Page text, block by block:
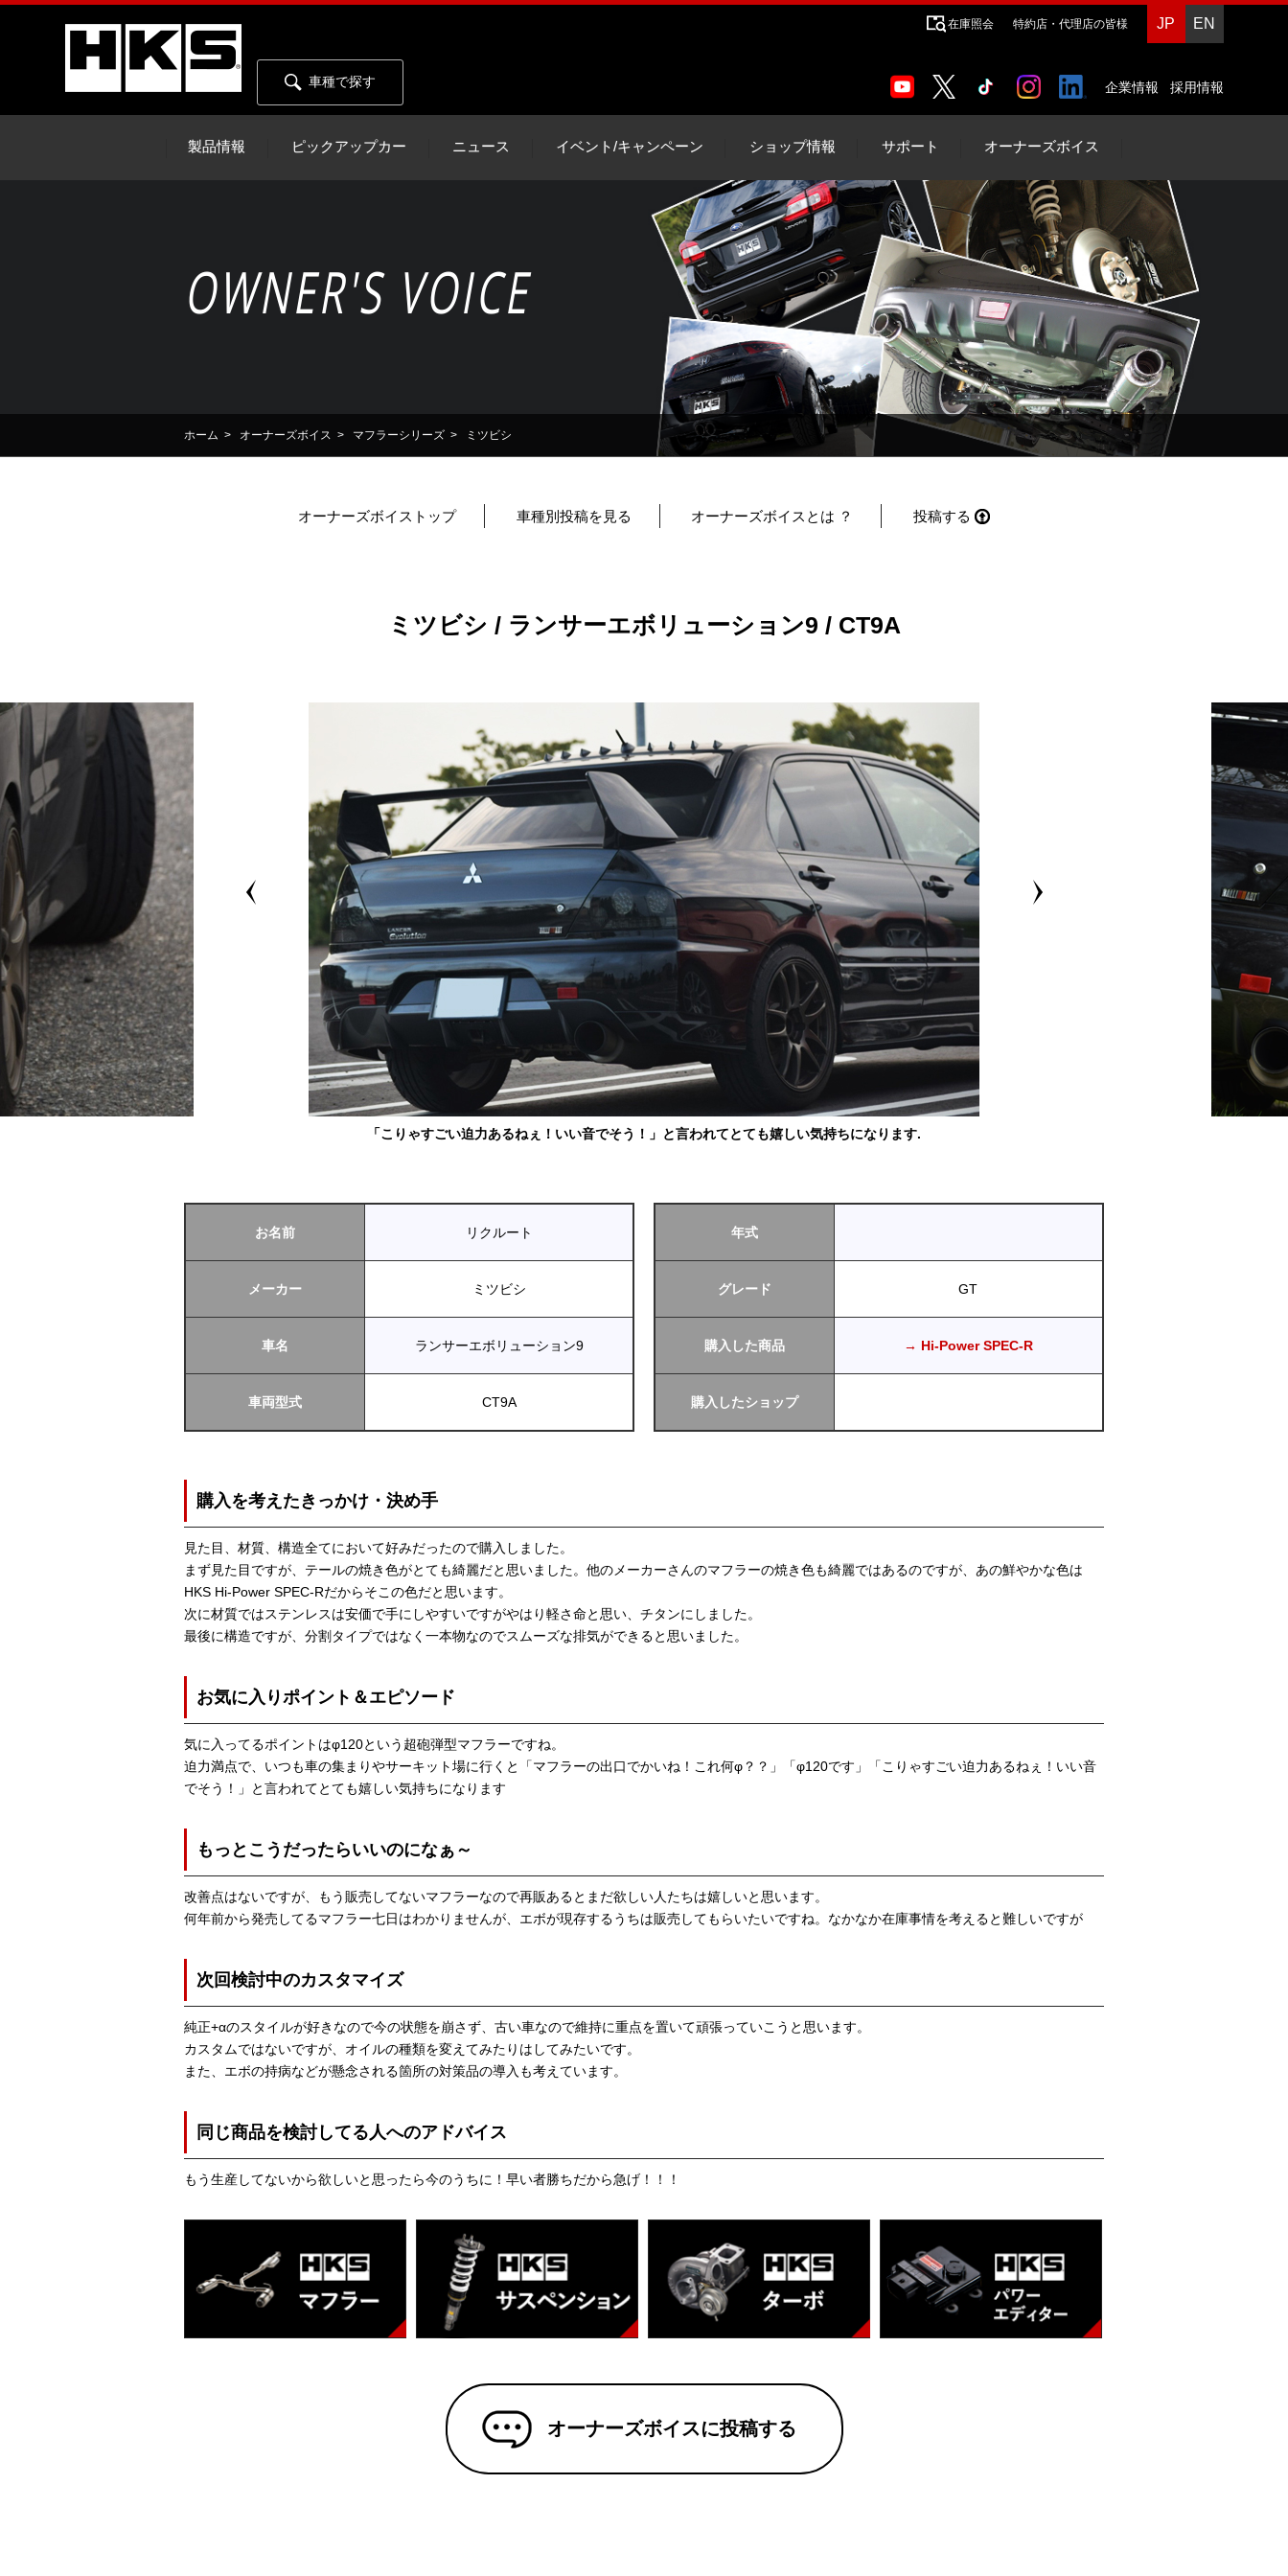
車種で探す 企業情報 採用情報
在庫照会 特約店・代理店の皆様 JP EN
製品情報 ピックアップカー ニュース イベント/キャンペーン ショップ情報 サポート オーナーズボイス
OWNER'S VOICE
ホーム > オーナーズボイス > マフラーシリーズ > ミツビシ
オーナーズボイストップ 車種別投稿を見る オーナーズボイスとは ？ 投稿する
ミツビシ / ランサーエボリューション9 / CT9A
「こりゃすごい迫力あるねぇ！いい音でそう！」と言われてとても嬉しい気持ちになります.
お名前 リクルート
メーカー ミツビシ
車名 ランサーエボリューション9
車両型式 CT9A
年式
グレード GT
購入した商品 → Hi-Power SPEC-R
購入したショップ
購入を考えたきっかけ・決め手
見た目、材質、構造全てにおいて好みだったので購入しました。
まず見た目ですが、テールの焼き色がとても綺麗だと思いました。他のメーカーさんのマフラーの焼き色も綺麗ではあるのですが、あの鮮やかな色は
HKS Hi-Power SPEC-Rだからそこの色だと思います。
次に材質ではステンレスは安価で手にしやすいですがやはり軽さ命と思い、チタンにしました。
最後に構造ですが、分割タイプではなく一本物なのでスムーズな排気ができると思いました。
お気に入りポイント＆エピソード
気に入ってるポイントはφ120という超砲弾型マフラーですね。
迫力満点で、いつも車の集まりやサーキット場に行くと「マフラーの出口でかいね！これ何φ？？」「φ120です」「こりゃすごい迫力あるねぇ！いい音
でそう！」と言われてとても嬉しい気持ちになります
もっとこうだったらいいのになぁ～
改善点はないですが、もう販売してないマフラーなので再販あるとまだ欲しい人たちは嬉しいと思います。
何年前から発売してるマフラー七日はわかりませんが、エボが現存するうちは販売してもらいたいですね。なかなか在庫事情を考えると難しいですが
次回検討中のカスタマイズ
純正+αのスタイルが好きなので今の状態を崩さず、古い車なので維持に重点を置いて頑張っていこうと思います。
カスタムではないですが、オイルの種類を変えてみたりはしてみたいです。
また、エボの持病などが懸念される箇所の対策品の導入も考えています。
同じ商品を検討してる人へのアドバイス
もう生産してないから欲しいと思ったら今のうちに！早い者勝ちだから急げ！！！
オーナーズボイスに投稿する